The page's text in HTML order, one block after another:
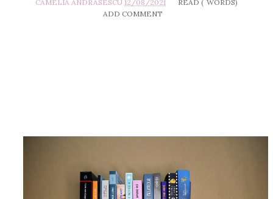
CAMELIA ANDRASESCU 12/08/2021 READ ( WORDS)
ADD COMMENT